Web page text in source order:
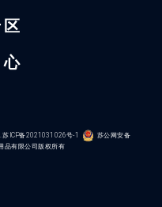
区
苏ICP备2021031026号-1 苏公网安备
品有限公司版权所有